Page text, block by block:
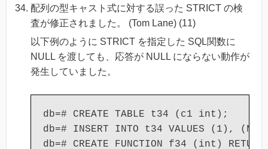
配列の型キャスト式に対する誤った STRICT の検
査が修正されました。 (Tom Lane) (11)
以下例のように STRICT を指定した SQL関数に
NULL を渡しても、応答が NULL にならない動作が
発生していました。
db=# CREATE TABLE t34 (c1 int);
db=# INSERT INTO t34 VALUES (1),
db=# CREATE FUNCTION f34 (int)